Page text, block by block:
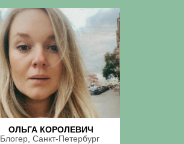
ОЛЬГА КОРОЛЕВИЧ
Блогер, Санкт-Петербург